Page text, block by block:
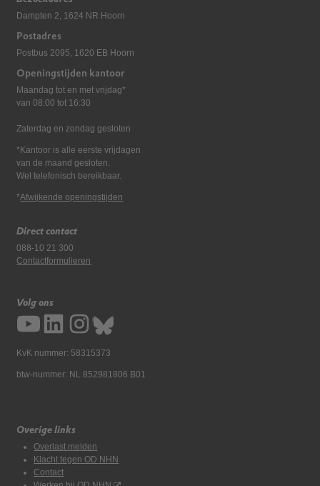
Dampten 2, 1624 NR Hoorn
Postadres
Postbus 2095, 1620 EB Hoorn
Openingstijden kantoor
Maandag tot en met vrijdag*
van 08:00 tot 16:30
Zaterdag en zondag gesloten
*Kantoor is alle eerste vrijdagen
van de maand gesloten.
Wel telefonisch bereikbaar.
*Afwijkende openingstijden
Direct contact
088-10 21 300
Contactformulieren
Volg ons
KvK nummer: 58315373
btw-nummer: NL 852981806 B01
Overige links
Overlast melden
Klacht tegen OD NHN
Contact